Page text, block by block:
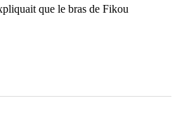
que le bras de Fikou